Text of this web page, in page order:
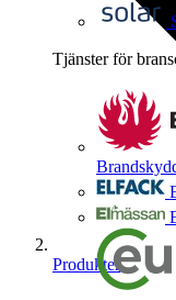
Tjänster för
Produkter